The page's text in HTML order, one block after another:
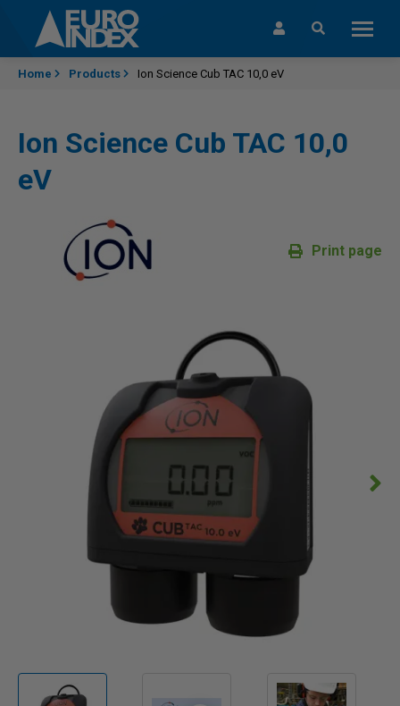
Skip to content
Home Products Ion Science Cub TAC 10,0 eV
Ion Science Cub TAC 10,0
eV
Print page